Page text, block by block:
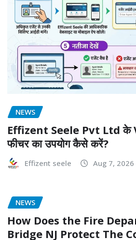
NEWS
Effizent Seele Pvt Ltd
फीचर का उपयोग कैसे करें?
Effizent seele Aug 7, 2026
NEWS
How Does the Fire
Bridge NJ Protect The